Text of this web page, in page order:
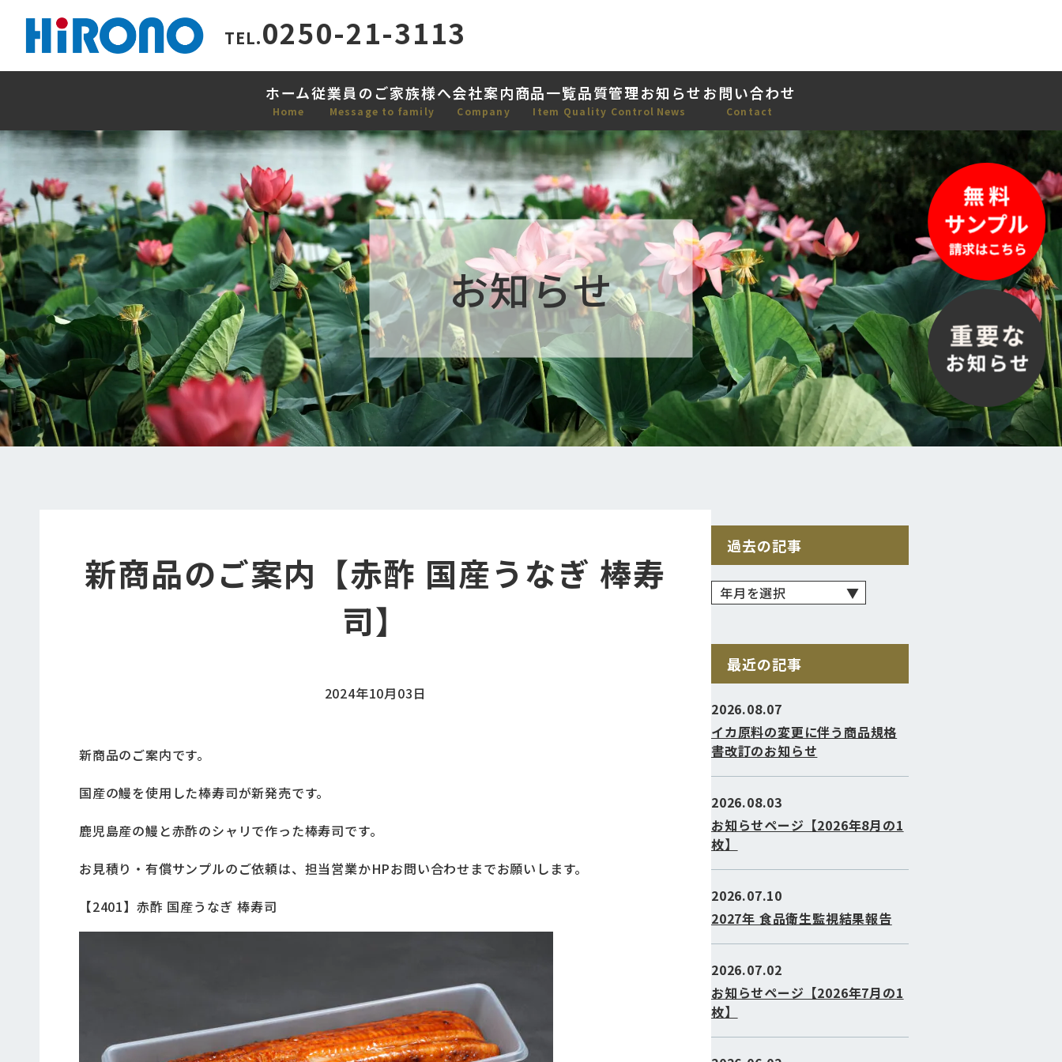
TEL.0250-21-3113
ホーム
Home
従業員のご家族様へ
Message to family
会社案内
Company
商品一覧
Item
品質管理
Quality Control
お知らせ
News
お問い合わせ
Contact
お知らせ
新商品のご案内【赤酢 国産うなぎ 棒寿
司】
2024年10月03日
新商品のご案内です。
国産の鰻を使用した棒寿司が新発売です。
鹿児島産の鰻と赤酢のシャリで作った棒寿司です。
お見積り・有償サンプルのご依頼は、担当営業かHPお問い合わせ までお願いします。
【2401】赤酢 国産うなぎ 棒寿司
過去の記事
最近の記事
2026.08.07
イカ原料の変更に伴う商品規格
書改訂のお知らせ
2026.08.03
お知らせページ【2026年8月の1
枚】
2026.07.10
2027年 食品衛生監視結果報告
2026.07.02
お知らせページ【2026年7月の1
枚】